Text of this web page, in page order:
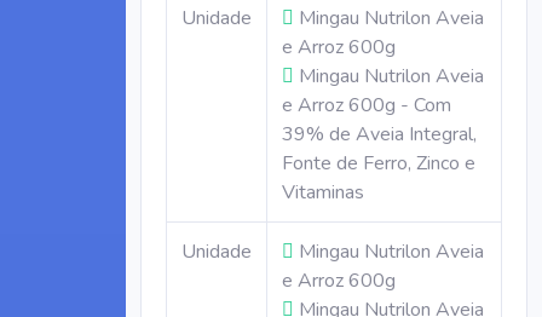
Unidade
Mingau Nutrilon Aveia
e Arroz 600g
Mingau Nutrilon Aveia
e Arroz 600g - Com
39% de Aveia Integral,
Fonte de Ferro, Zinco e
Vitaminas
Unidade
Mingau Nutrilon Aveia
e Arroz 600g
Mingau Nutrilon Aveia